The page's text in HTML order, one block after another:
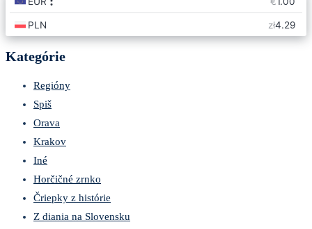
Kategórie
Regióny
Spiš
Orava
Krakov
Iné
Horčičné zrnko
Čriepky z histórie
Z diania na Slovensku